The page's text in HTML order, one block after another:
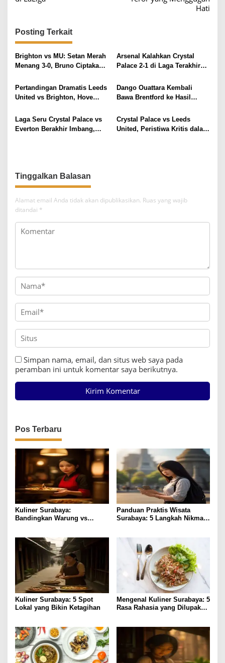
g
a
s
i
o
Hati
Posting Terkait
Brighton vs MU: Setan Merah
Menang 3-0, Bruno Ciptakan
Arsenal Kalahkan Crystal
Palace 2-1 di Laga Terakhir
Pertandingan Dramatis Leeds
United vs Brighton, Hove
Menangkan Kemenangan
Kunci
Dango Ouattara Kembali
Bawa Brentford ke Hasil
Palace
Laga Seru Crystal Palace vs
Everton Berakhir Imbang,
Crystal Palace vs Leeds
United, Peristiwa Kritis dalam
Tinggalkan Balasan
Alamat email Anda tidak akan dipublikasikan. Ruas yang wajib
ditandai *
Simpan nama, email, dan situs web saya pada
peramban ini untuk komentar saya berikutnya.
Pos Terbaru
Kuliner Surabaya:
Bandingkan Warung vs
Panduan Praktis Wisata
Surabaya: 5 Langkah Nikmati
Kuliner Surabaya: 5 Spot
Lokal yang Bikin Ketagihan
Mengenal Kuliner Surabaya: 5
Rasa Rahasia yang Dilupakan